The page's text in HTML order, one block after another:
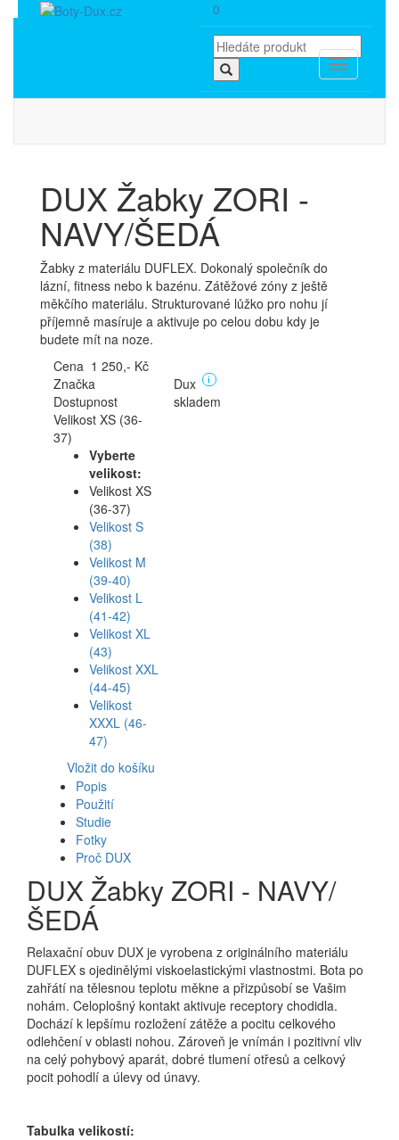
0
Toggle
navigation
DUX Žabky ZORI -
NAVY/ŠEDÁ
Žabky z materiálu DUFLEX. Dokonalý společník do
lázní, fitness nebo k bazénu. Zátěžové zóny z ještě
měkčího materiálu. Strukturované lůžko pro nohu jí
příjemně masíruje a aktivuje po celou dobu kdy je
budete mít na noze.
Cena 1 250,- Kč
Značka
Dux i
Dostupnost
skladem
Velikost XS (36-
37)
Vyberte
velikost:
Velikost XS
(36-37)
Velikost S
(38)
Velikost M
(39-40)
Velikost L
(41-42)
Velikost XL
(43)
Velikost XXL
(44-45)
Velikost
XXXL (46-
47)
Vložit do košíku
Popis
Použití
Studie
Fotky
Proč DUX
DUX Žabky ZORI - NAVY/
ŠEDÁ
Relaxační obuv DUX je vyrobena z originálního materiálu
DUFLEX s ojedinělými viskoelastickými vlastnostmi. Bota po
zahřátí na tělesnou teplotu měkne a přizpůsobí se Vašim
nohám. Celoplošný kontakt aktivuje receptory chodidla.
Dochází k lepšímu rozložení zátěže a pocitu celkového
odlehčení v oblasti nohou. Zároveň je vnímán i pozitivní vliv
na celý pohybový aparát, dobré tlumení otřesů a celkový
pocit pohodlí a úlevy od únavy.
Tabulka velikostí: